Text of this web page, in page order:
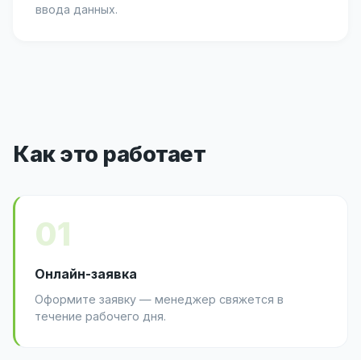
ввода данных.
Как это работает
01
Онлайн-заявка
Оформите заявку — менеджер свяжется в
течение рабочего дня.